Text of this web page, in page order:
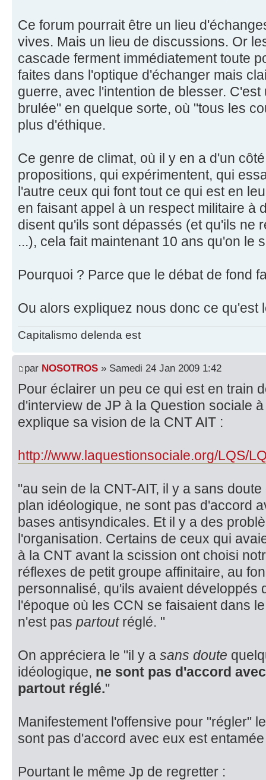
Ce forum pourrait être un lieu
vives. Mais un lieu de discussions. Or
cascade ferment immédiatement toute
faites dans l'optique d'échanger mais
guerre, avec l'intention de blesser.
brulée" en quelque sorte, où "tous les
plus d'éthique.
Ce genre de climat, où il y en a d'un
propositions, qui expérimentent, qui
l'autre ceux qui font tout ce qui est en
en faisant appel à un respect militaire à
disent qu'ils sont dépassés (et qu'ils ne
...), cela fait maintenant 10 ans qu'on le
Pourquoi ? Parce que le débat de fond
Ou alors expliquez nous donc ce qu'est
Capitalismo delenda est
par NOSOTROS » Samedi 24 Jan 2009 1:42
Pour éclairer un peu ce qui est en train
d'interview de JP à la Question sociale
explique sa vision de la CNT AIT :
http://www.laquestionsociale.org/LQS/
"au sein de la CNT-AIT, il y a sans
plan idéologique, ne sont pas d'accord
bases antisyndicales. Et il y a des
l'organisation. Certains de ceux qui
à la CNT avant la scission ont choisi
réflexes de petit groupe affinitaire, au
personnalisé, qu'ils avaient développés
l'époque où les CCN se faisaient dans
n'est pas partoutréglé. "
On appréciera le "il y a sans doute
idéologique, ne sont pas d'accord
partout réglé."
Manifestement l'offensive pour "régler"
sont pas d'accord avec eux est
Pourtant le même Jp de regretter :